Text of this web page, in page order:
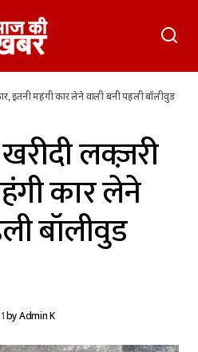
इतनी महंगी कार लेने वाली बनी पहली बॉलीवुड
लक्ज़री
कार लेने
बॉलीवुड
byAdmin K